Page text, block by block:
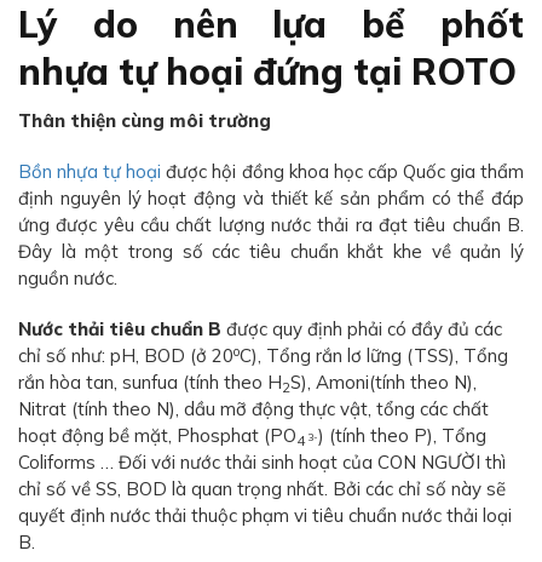
Lý do nên lựa bể phốt
nhựa tự hoại đứng tại ROTO
Thân thiện cùng môi trường
Bồn nhựa tự hoại được hội đồng khoa học cấp Quốc gia thẩm
định nguyên lý hoạt động và thiết kế sản phẩm có thể đáp
ứng được yêu cầu chất lượng nước thải ra đạt tiêu chuẩn B.
Đây là một trong số các tiêu chuẩn khắt khe về quản lý
nguồn nước.
Nước thải tiêu chuẩn B được quy định phải có đầy đủ các
chỉ số như: pH, BOD (ở 20oC), Tổng rắn lơ lững (TSS), Tổng
rắn hòa tan, sunfua (tính theo H2S), Amoni(tính theo N),
Nitrat (tính theo N), dầu mỡ động thực vật, tổng các chất
hoạt động bề mặt, Phosphat (PO4 3-) (tính theo P), Tổng
Coliforms … Đối với nước thải sinh hoạt của CON NGƯỜI thì
chỉ số về SS, BOD là quan trọng nhất. Bởi các chỉ số này sẽ
quyết định nước thải thuộc phạm vi tiêu chuẩn nước thải loại
B.